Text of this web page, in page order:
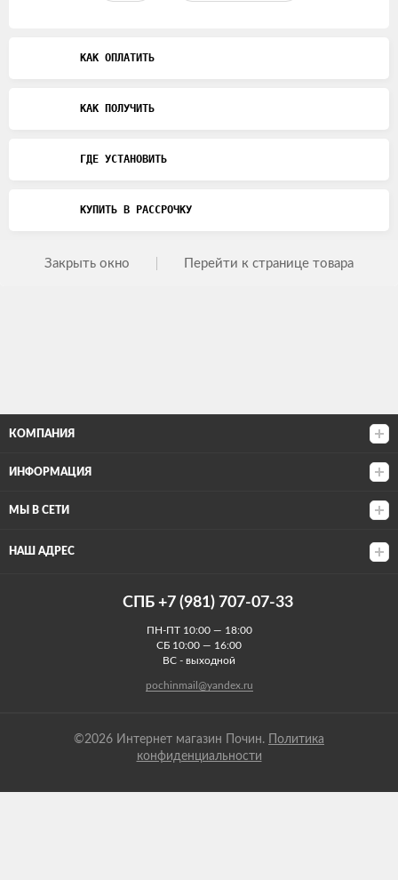
КАК ОПЛАТИТЬ
КАК ПОЛУЧИТЬ
ГДЕ УСТАНОВИТЬ
КУПИТЬ В РАССРОЧКУ
Закрыть окно Перейти к странице товара
КОМПАНИЯ
ИНФОРМАЦИЯ
МЫ В СЕТИ
НАШ АДРЕС
СПБ +7 (981) 707-07-33
ПН-ПТ 10:00 — 18:00
СБ 10:00 — 16:00
ВС - выходной
pochinmail@yandex.ru
©2026 Интернет магазин Почин.
Политика
конфиденциальности